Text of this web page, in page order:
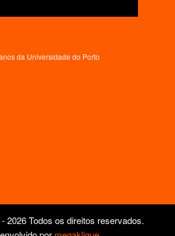
da Universidade do Porto
2026 Todos os direitos reservados.